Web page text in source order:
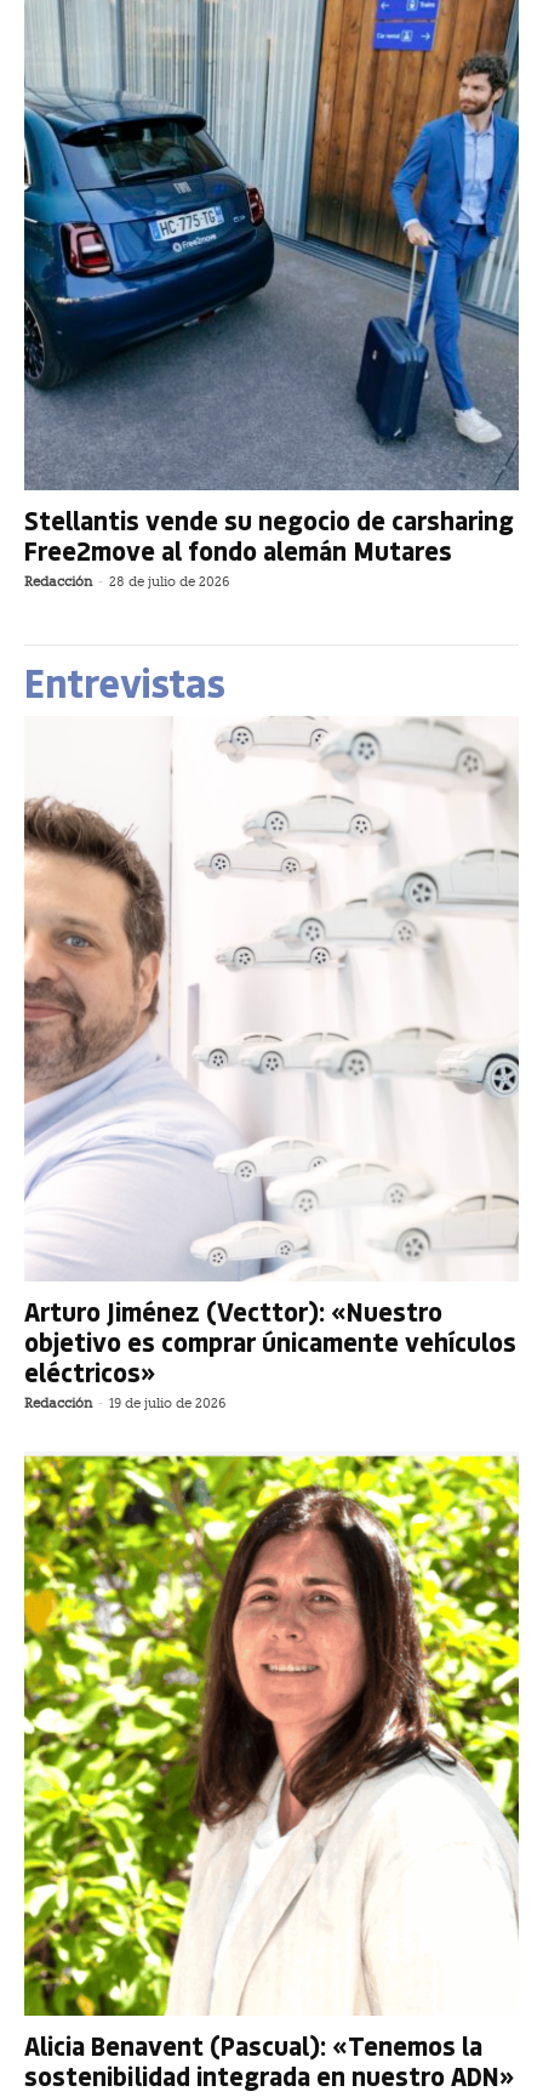
Stellantis vende su negocio de carsharing
Free2move al fondo alemán Mutares
Redacción - 28 de julio de 2026
Entrevistas
Arturo Jiménez (Vecttor): «Nuestro
objetivo es comprar únicamente vehículos
eléctricos»
Redacción - 19 de julio de 2026
Alicia Benavent (Pascual): «Tenemos la
sostenibilidad integrada en nuestro ADN»